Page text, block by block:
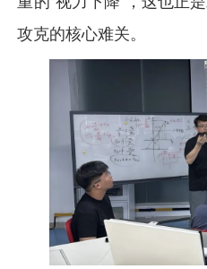
攻克的核心难关。